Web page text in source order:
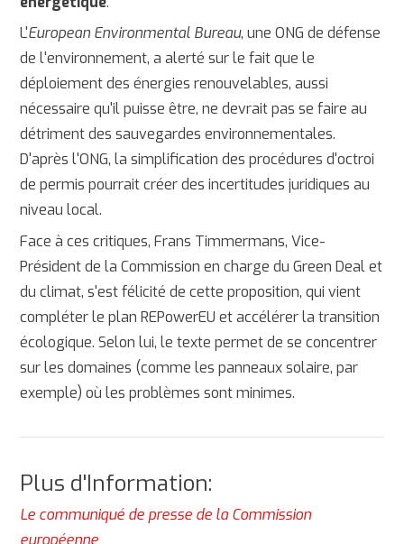
L'European Environmental Bureau, une ONG de défense
de l'environnement, a alerté sur le fait que le
déploiement des énergies renouvelables, aussi
nécessaire qu'il puisse être, ne devrait pas se faire au
détriment des sauvegardes environnementales.
D'après l'ONG, la simplification des procédures d'octroi
de permis pourrait créer des incertitudes juridiques au
niveau local.
Face à ces critiques, Frans Timmermans, Vice-
Président de la Commission en charge du Green Deal et
du climat, s'est félicité de cette proposition, qui vient
compléter le plan REPowerEU et accélérer la transition
écologique. Selon lui, le texte permet de se concentrer
sur les domaines (comme les panneaux solaire, par
exemple) où les problèmes sont minimes.
Plus d'Information:
Le communiqué de presse de la Commission